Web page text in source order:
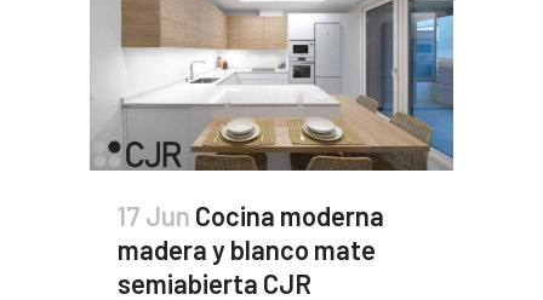
17 Jun Cocina moderna
madera y blanco mate
semiabierta CJR